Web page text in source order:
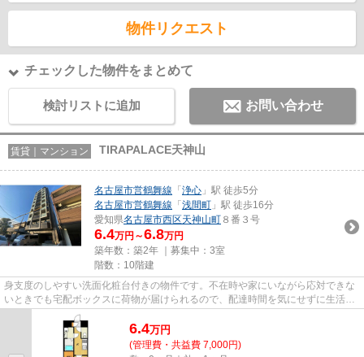
物件リクエスト
チェックした物件をまとめて
検討リストに追加 お問い合わせ
賃貸｜マンション TIRAPALACE天神山
名古屋市営鶴舞線 「 浄心 」駅 徒歩5分
名古屋市営鶴舞線 「 浅間町 」駅 徒歩16分
愛知県名古屋市西区天神山町 ８番３号
6.4万円～6.8万円
築年数：築2年 ｜募集中： 3室
階数：10階建
身支度のしやすい洗面化粧台付きの物件です。不在時や家にいながら応対できな
いときでも宅配ボックスに荷物が届けられるので、配達時間を気にせずに生活を
送ることができます。セキュ...
6.4万円
(管理費・共益費 7,000円)